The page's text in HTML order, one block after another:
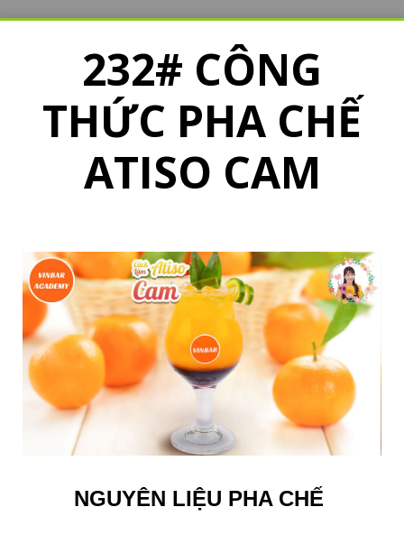
232# CÔNG
THỨC PHA CHẾ
ATISO CAM
NGUYÊN LIỆU PHA CHẾ